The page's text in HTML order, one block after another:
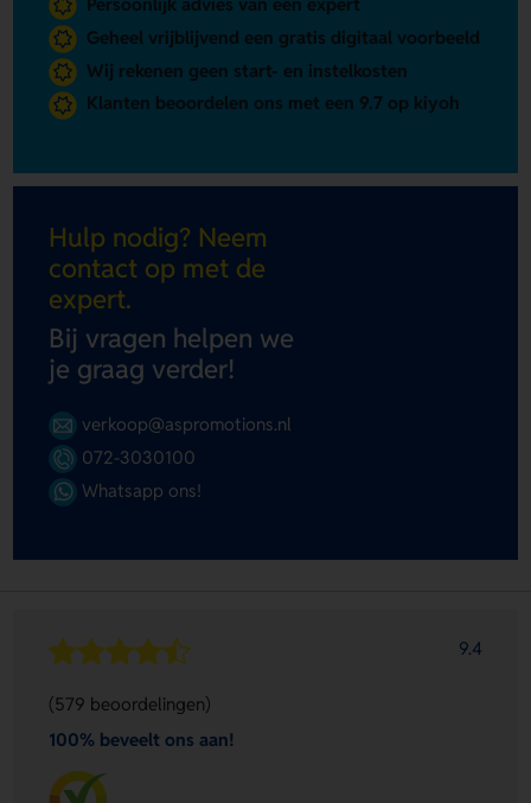
Geheel vrijblijvend een gratis digitaal voorbeeld
Wij rekenen geen start- en instelkosten
Klanten beoordelen ons met een 9.7 op kiyoh
Hulp nodig? Neem
contact op met de
expert.
Bij vragen helpen we
je graag verder!
verkoop@aspromotions.nl
072-3030100
Whatsapp ons!
9.4
(579 beoordelingen)
100% beveelt ons aan!